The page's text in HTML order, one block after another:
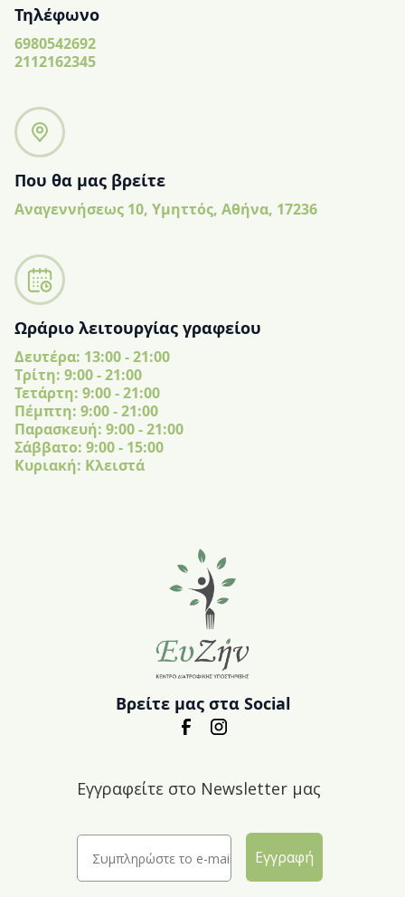
Τηλέφωνο
6980542692
2112162345
Που θα μας βρείτε
Αναγεννήσεως 10, Υμηττός, Αθήνα, 17236
Ωράριο λειτουργίας γραφείου
Δευτέρα: 13:00 - 21:00
Tρίτη: 9:00 - 21:00
Τετάρτη: 9:00 - 21:00
Πέμπτη: 9:00 - 21:00
Παρασκευή: 9:00 - 21:00
Σάββατο: 9:00 - 15:00
Κυριακή: Κλειστά
Βρείτε μας στα Social
Εγγραφείτε στο Newsletter μας
Εγγραφή